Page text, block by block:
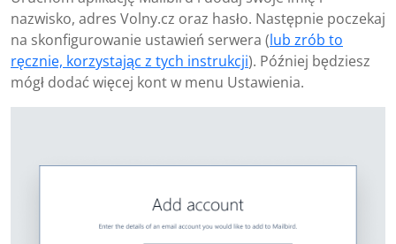
nazwisko, adres Volny.cz oraz hasło. Następnie poczekaj
na skonfigurowanie ustawień serwera (lub zrób to
ręcznie, korzystając z tych instrukcji). Później będziesz
mógł dodać więcej kont w menu Ustawienia.